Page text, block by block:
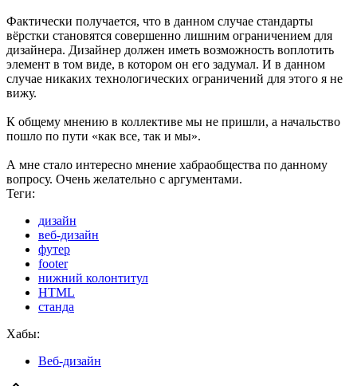
Фактически получается, что в данном случае стандарты
вёрстки становятся совершенно лишним ограничением для
дизайнера. Дизайнер должен иметь возможность воплотить
элемент в том виде, в котором он его задумал. И в данном
случае никаких технологических ограничений для этого я не
вижу.
К общему мнению в коллективе мы не пришли, а начальство
пошло по пути «как все, так и мы».
А мне стало интересно мнение хабраобщества по данному
вопросу. Очень желательно с аргументами.
Теги:
дизайн
веб-дизайн
футер
footer
нижний колонтитул
HTML
станда
Хабы:
Веб-дизайн